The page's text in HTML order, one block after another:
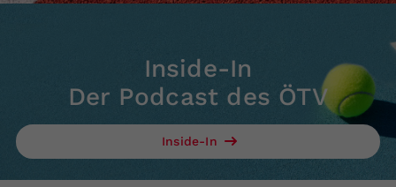
Inside-In
Der Podcast des ÖTV
Inside-In